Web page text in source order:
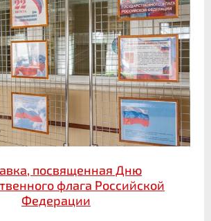
посвященная Дню
флага Российской
Федерации